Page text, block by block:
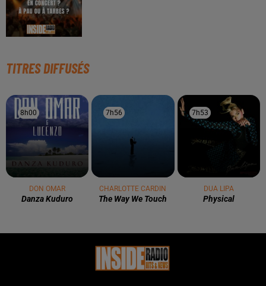
TITRES DIFFUSÉS
8h00
8h00
DON OMAR
Danza Kuduro
7h56
7h56
CHARLOTTE CARDIN
The Way We Touch
7h53
7h53
DUA LIPA
Physical